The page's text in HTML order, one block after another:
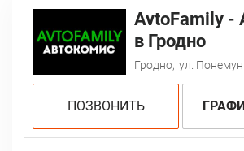
AvtoFamily -
в Гродно
Гродно, ул.
ПОЗВОНИТЬ